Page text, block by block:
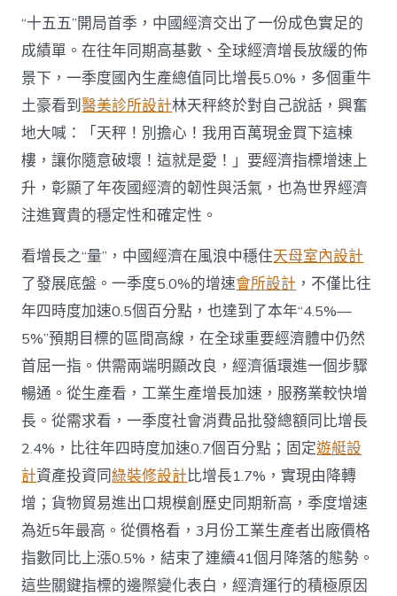
平：
“十
五
五”
JIUYI
俱
意
豪
宅
設
計
成
績
單
彰
顯
經
濟
韌
性〉
中
“十五五”開局首季，中國經濟交出了一份成色實足的
成績單。在往年同期高基數、全球經濟增長放緩的佈
景下，一季度國內生產總值同比增長5.0%，多個重牛
土豪看到醫美診所設計林天秤終於對自己說話，興奮
地大喊：「天秤！別擔心！我用百萬現金買下這棟
樓，讓你隨意破壞！這就是愛！」要經濟指標增速上
升，彰顯了年夜國經濟的韌性與活氣，也為世界經濟
注進寶貴的穩定性和確定性。
看增長之“量”，中國經濟在風浪中穩住天母室內設計
了發展底盤。一季度5.0%的增速會所設計 ，不僅比往
年四時度加速0.5個百分點，也達到了本年“4.5%—
5%”預期目標的區間高線，在全球重要經濟體中仍然
首屈一指。供需兩端明顯改良，經濟循環進一個步驟
暢通。從生產看，工業生產增長加速，服務業較快增
長。從需求看，一季度社會消費品批發總額同比增長
2.4%，比往年四時度加速0.7個百分點；固定遊艇設
計資產投資同綠裝修設計比增長1.7%，實現由降轉
增；貨物貿易進出口規模創歷史同期新高，季度增速
為近5年最高。從價格看，3月份工業生產者出廠價格
指數同比上漲0.5%，結束了連續41個月降落的態勢。
這些關鍵指標的邊際變化表白，經濟運行的積極原因